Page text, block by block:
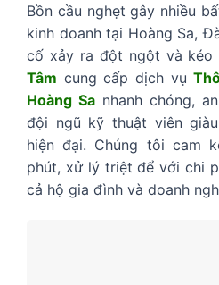
Bồn cầu nghẹt gây nhiều
kinh doanh tại Hoàng Sa,
cố xảy ra đột ngột và kéo
Tâm cung cấp dịch vụ
Hoàng Sanhanh chóng,
đội ngũ kỹ thuật viên
hiện đại. Chúng tôi cam
phút, xử lý triệt để với chi
cả hộ gia đình và doanh